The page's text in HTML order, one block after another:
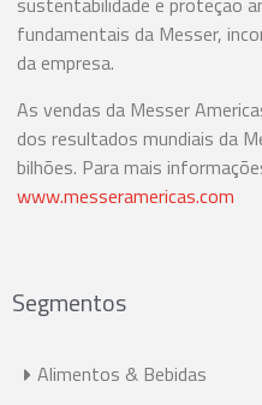
fundamentais da Messer,
da empresa.
As vendas da Messer
dos resultados mundiais da
bilhões. Para mais
www.messeramericas.com
Segmentos
Alimentos & Bebidas